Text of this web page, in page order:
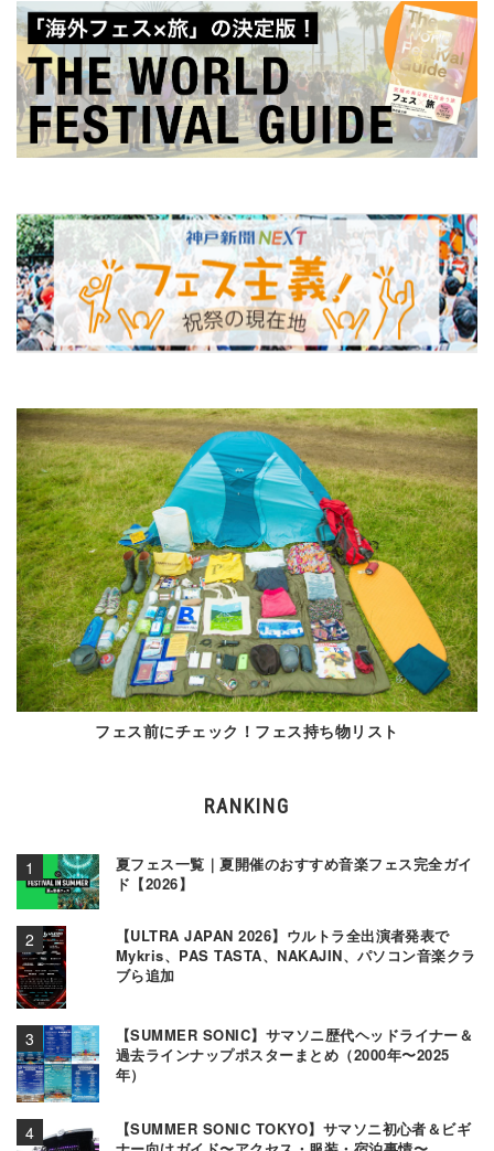
フェス前にチェック！フェス持ち物リスト
RANKING
夏フェス一覧｜夏開催のおすすめ音楽フェス完全ガイ
ド【2026】
【ULTRA JAPAN 2026】ウルトラ全出演者発表で
Mykris、PAS TASTA、NAKAJIN、パソコン音楽クラ
ブら追加
【SUMMER SONIC】サマソニ歴代ヘッドライナー＆
過去ラインナップポスターまとめ（2000年〜2025
年）
【SUMMER SONIC TOKYO】サマソニ初心者＆ビギ